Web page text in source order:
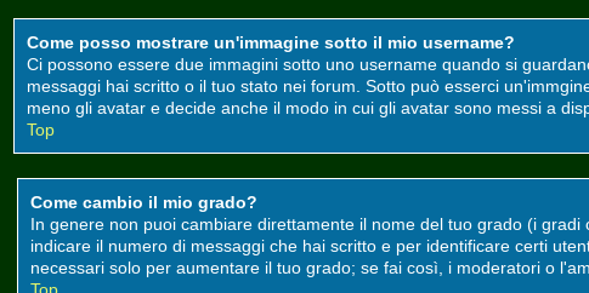
Come posso mostrare un'immagine sotto il mio username?
Ci possono essere due immagini sotto uno username quando si
messaggi hai scritto o il tuo stato nei forum. Sotto può esserci
meno gli avatar e decide anche il modo in cui gli avatar sono messi a
Top
Come cambio il mio grado?
In genere non puoi cambiare direttamente il nome del tuo grado (i
indicare il numero di messaggi che hai scritto e per identificare certi
necessari solo per aumentare il tuo grado; se fai così, i moderatori o